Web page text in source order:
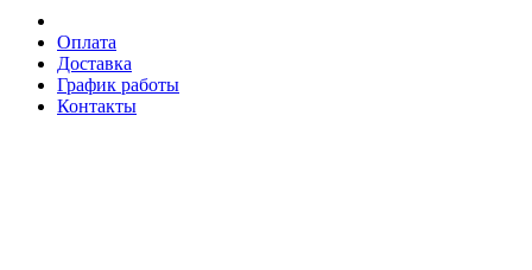
Оплата
Доставка
График работы
Контакты